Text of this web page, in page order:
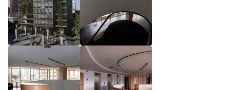
Católica de Chile LLM UC 2025
Reglamento de Seminarios de Graduación
Programa de Magíster en Derecho, LLM 2025